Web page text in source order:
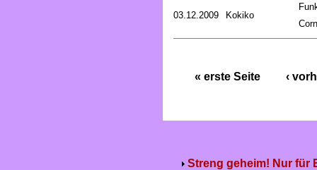
03.12.2009 Kokiko
« erste Seite ‹
Streng geheim! Nur für